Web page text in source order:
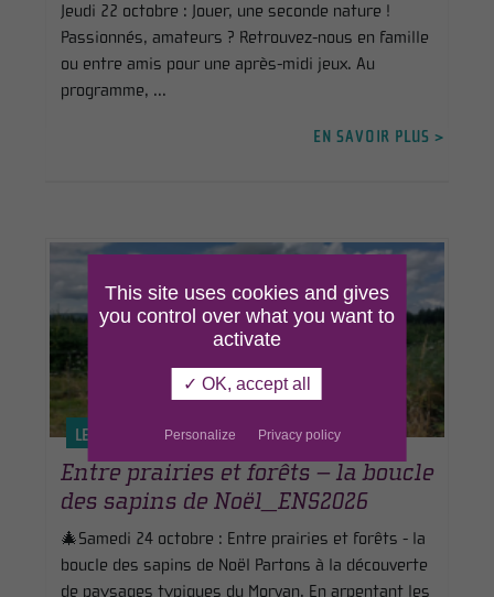
Jeudi 22 octobre : Jouer, une seconde nature !
Passionnés, amateurs ? Retrouvez-nous en famille
ou entre amis pour une après-midi jeux. Au
programme, ...
EN SAVOIR PLUS >
LE 24 OCT. 2026
Entre prairies et forêts – la boucle
des sapins de Noël_ENS2026
🎄Samedi 24 octobre : Entre prairies et forêts - la
boucle des sapins de Noël Partons à la découverte
de paysages typiques du Morvan. En arpentant les
This site uses cookies and gives
you control over what you want to
activate
✓ OK, accept all
Personalize Privacy policy